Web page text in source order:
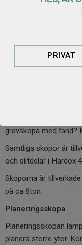
grävskopa med tand?
Samtliga skopor är
och slitdelar i Hardox
Skoporna är
på ca 6ton.
Planeringsskopa
Planeringsskopan
planera större ytor.
PRIVAT